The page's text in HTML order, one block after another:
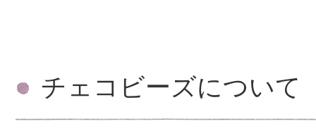
チェコビーズについて